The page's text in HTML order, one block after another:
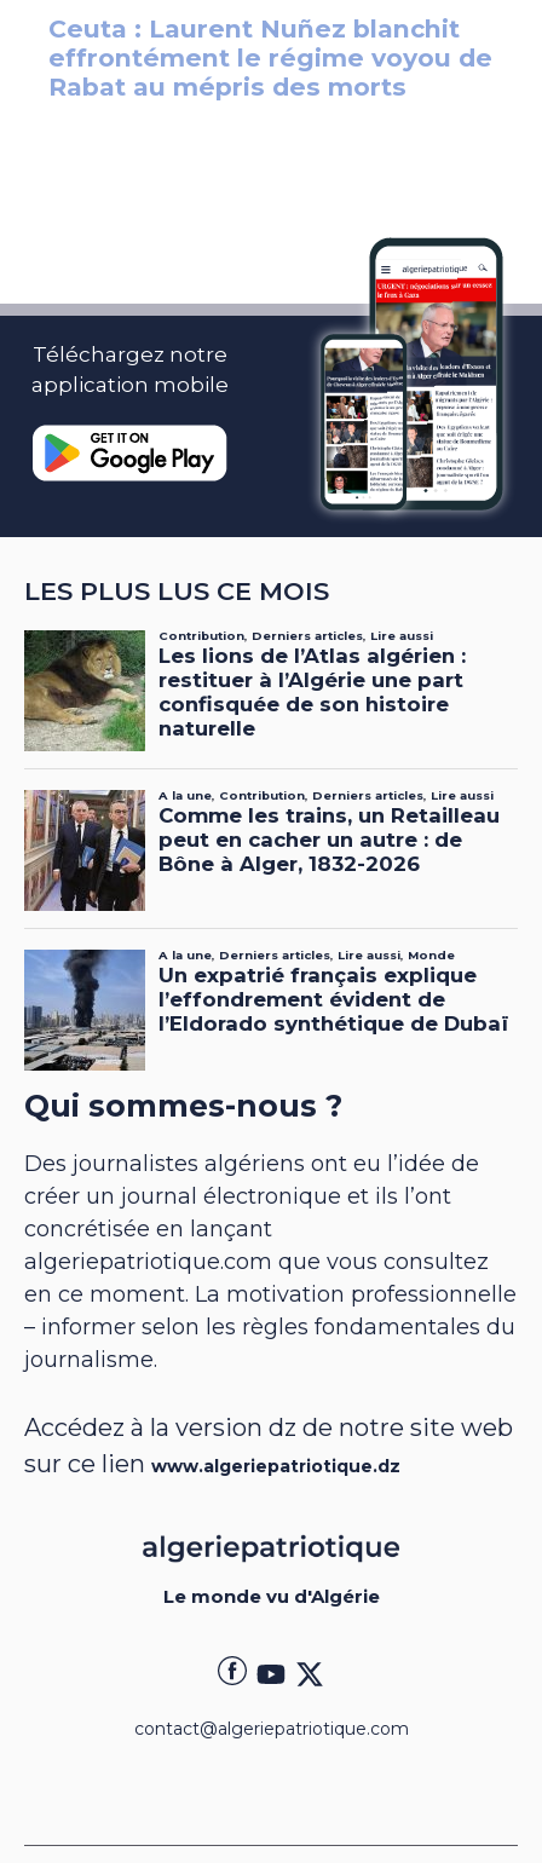
Téléchargez notre
application mobile
LES PLUS LUS CE MOIS
Qui sommes-nous ?
Des journalistes algériens ont eu l’idée de
créer un journal électronique et ils l’ont
concrétisée en lançant
algeriepatriotique.com que vous consultez
en ce moment. La motivation professionnelle
– informer selon les règles fondamentales du
journalisme.
Accédez à la version dz de notre site web
sur ce lien www.algeriepatriotique.dz
Le monde vu d'Algérie
contact@algeriepatriotique.com